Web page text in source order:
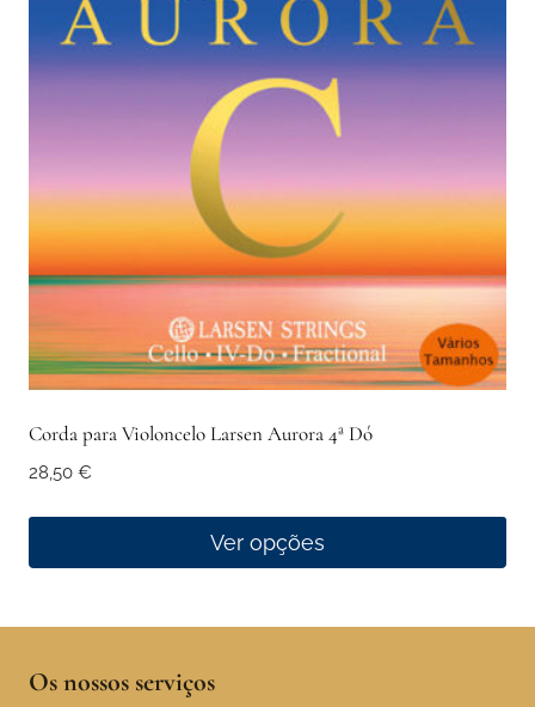
variants.
The
options
on
the
product
page
Corda para Violoncelo Larsen Aurora 4ª Dó
28,50 €
Ver opções
multiple
Os nossos serviços